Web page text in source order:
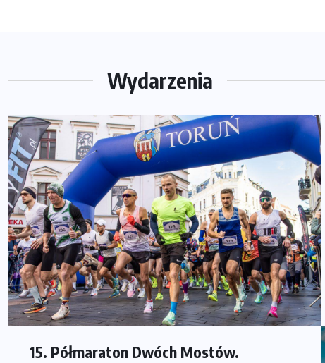
Wydarzenia
15. Półmaraton Dwóch Mostów.